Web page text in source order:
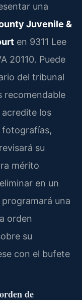
una
Juvenile &
en 9311 Lee
20110. Puede
del tribunal
recomendable
los
fotografías,
su
mérito
en un
una
orden
su
con el bufete
de